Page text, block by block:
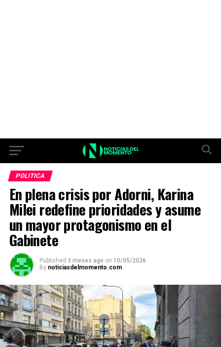
POLITICA
En plena crisis por Adorni, Karina
Milei redefine prioridades y asume
un mayor protagonismo en el
Gabinete
Published 3 meses ago on 10/05/2026
By noticiasdelmomento.com